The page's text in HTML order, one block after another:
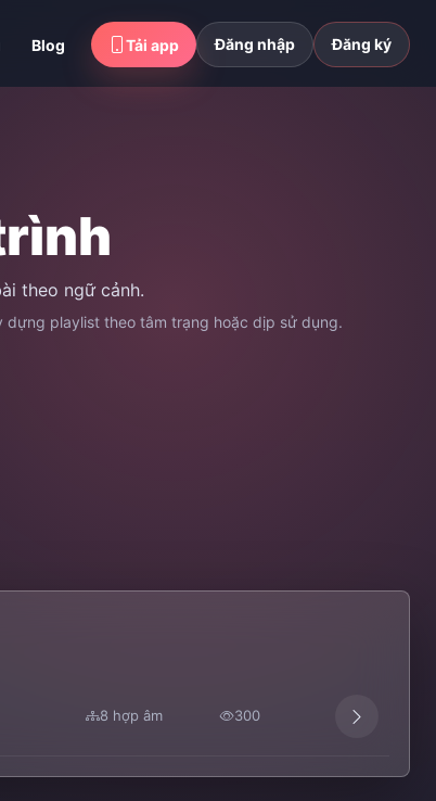
Blog Tải app Đăng nhập Đăng ký
theo ngữ cảnh.
playlist theo tâm trạng hoặc dịp sử dụng.
8 hợp âm 300